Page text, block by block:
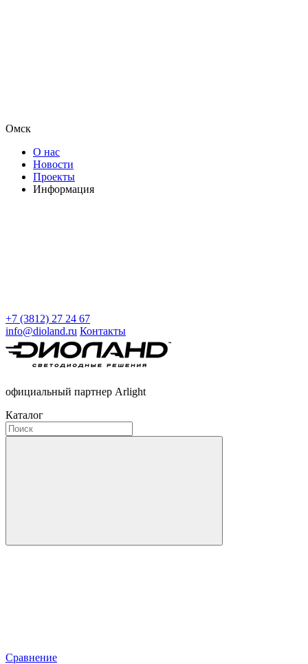
Омск
О нас
Новости
Проекты
Информация
+7 (3812) 27 24 67
info@dioland.ru Контакты
официальный партнер Arlight
Каталог
Сравнение